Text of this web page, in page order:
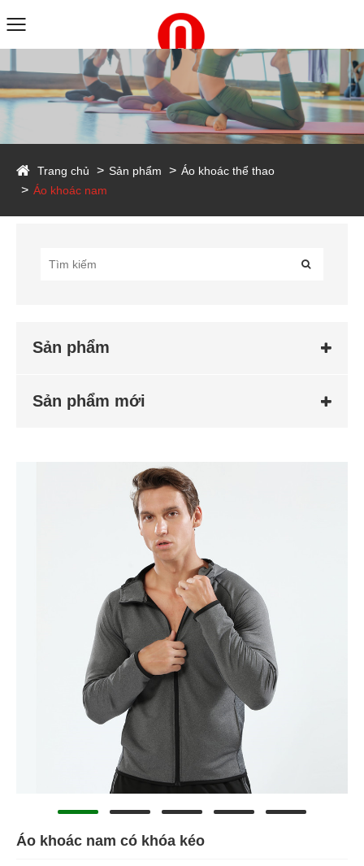
Trang chủ Sản phẩm
Áo khoác thể thao
Áo khoác nam
Sản phẩm
Sản phẩm mới
Áo khoác nam có khóa kéo